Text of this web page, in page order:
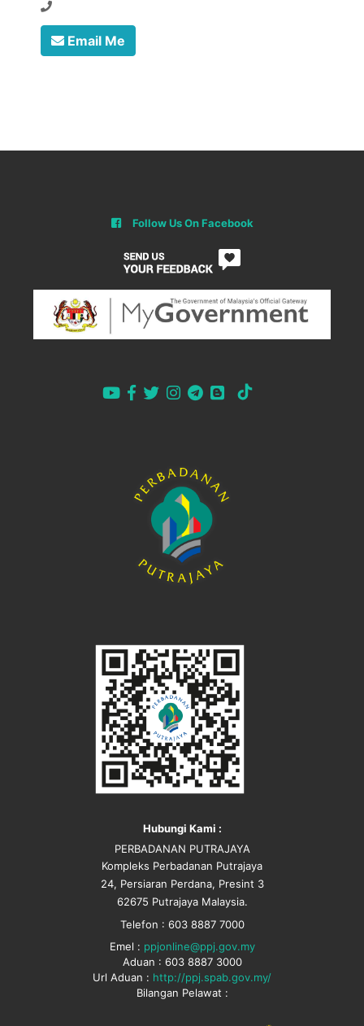
Email Me
Follow Us On Facebook
Hubungi Kami :
PERBADANAN PUTRAJAYA
Kompleks Perbadanan Putrajaya
24, Persiaran Perdana, Presint 3
62675 Putrajaya Malaysia.
Telefon : 603 8887 7000
Emel : ppjonline@ppj.gov.my
Aduan : 603 8887 3000
Url Aduan : http://ppj.spab.gov.my/
Bilangan Pelawat :